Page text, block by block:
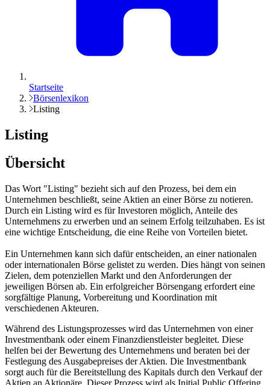
Startseite
Börsenlexikon
Listing
Listing
Übersicht
Das Wort "Listing" bezieht sich auf den Prozess, bei dem ein
Unternehmen beschließt, seine Aktien an einer Börse zu notieren.
Durch ein Listing wird es für Investoren möglich, Anteile des
Unternehmens zu erwerben und an seinem Erfolg teilzuhaben. Es ist
eine wichtige Entscheidung, die eine Reihe von Vorteilen bietet.
Ein Unternehmen kann sich dafür entscheiden, an einer nationalen
oder internationalen Börse gelistet zu werden. Dies hängt von seinen
Zielen, dem potenziellen Markt und den Anforderungen der
jeweiligen Börsen ab. Ein erfolgreicher Börsengang erfordert eine
sorgfältige Planung, Vorbereitung und Koordination mit
verschiedenen Akteuren.
Während des Listungsprozesses wird das Unternehmen von einer
Investmentbank oder einem Finanzdienstleister begleitet. Diese
helfen bei der Bewertung des Unternehmens und beraten bei der
Festlegung des Ausgabepreises der Aktien. Die Investmentbank
sorgt auch für die Bereitstellung des Kapitals durch den Verkauf der
Aktien an Aktionäre. Dieser Prozess wird als Initial Public Offering